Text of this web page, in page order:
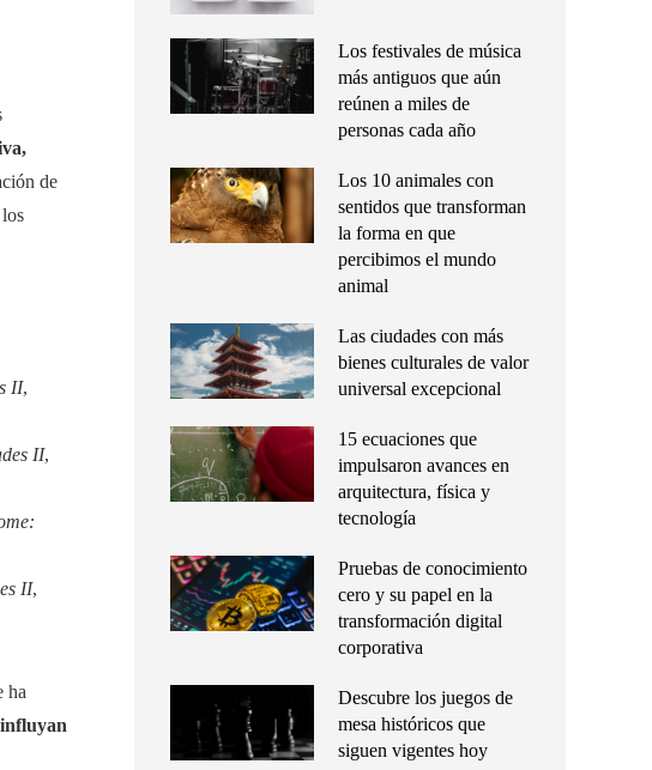
de
II,
II,
II,
ha
influyan
Los festivales de música
más antiguos que aún
reúnen a miles de
personas cada año
Los 10 animales con
sentidos que transforman
la forma en que
percibimos el mundo
animal
Las ciudades con más
bienes culturales de valor
universal excepcional
15 ecuaciones que
impulsaron avances en
arquitectura, física y
tecnología
Pruebas de conocimiento
cero y su papel en la
transformación digital
corporativa
Descubre los juegos de
mesa históricos que
siguen vigentes hoy